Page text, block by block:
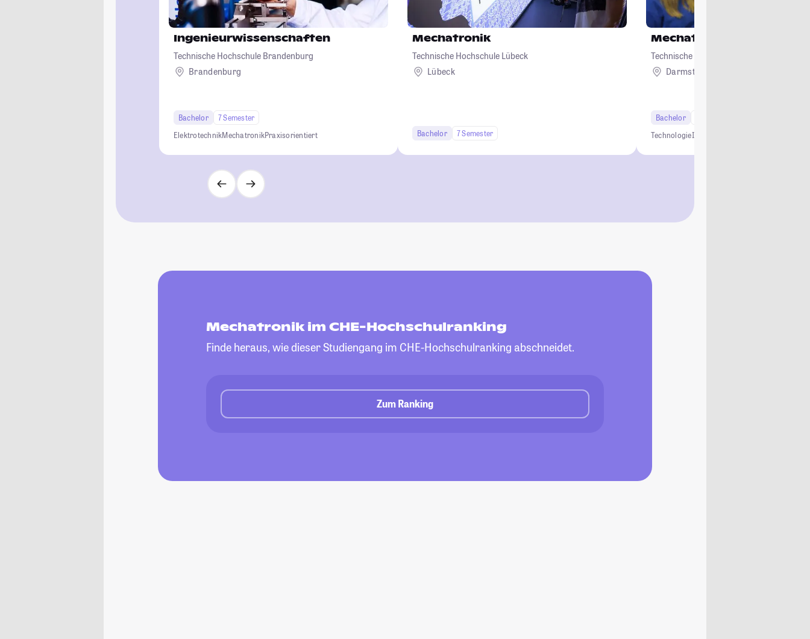
Ingenieurwissenschaften
Technische Hochschule Brandenburg
Brandenburg
Bachelor
7 Semester
ElektrotechnikMechatronikPraxisorientiert
Mechatronik
Technische Hochschule Lübeck
Lübeck
Bachelor 7 Semester
Mechatronik
Technische Universität Darmstadt
Darmstadt
Bachelor
TechnologieIngenieur
Mechatronik im CHE-Hochschulranking
Finde heraus, wie dieser Studiengang im CHE-Hochschulranking abschneidet.
Zum Ranking